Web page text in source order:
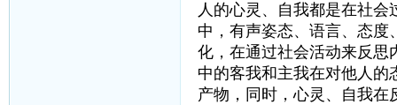
人的心灵、自我都是在社
中，有声姿态、语言、态度
化，在通过社会活动来反思
中的客我和主我在对他人的
产物，同时，心灵、自我在